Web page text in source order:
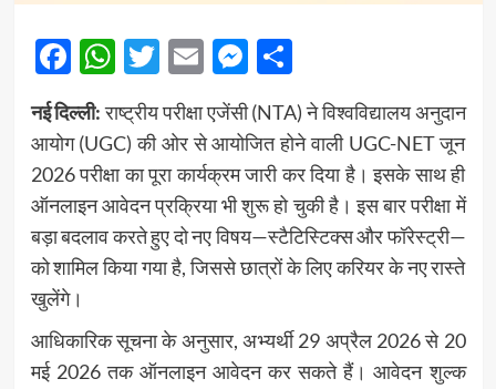
Facebook
WhatsApp
Twitter
EmailMessenger
Share
नई दिल्ली: राष्ट्रीय परीक्षा एजेंसी(NTA) नेविश्वविद्यालय अनुदान
आयोग(UGC) की ओर से आयोजित होने वाली UGC-NET जून
2026 परीक्षा का पूरा कार्यक्रम जारी कर दिया है। इसके साथ ही
ऑनलाइन आवेदन प्रक्रिया भी शुरू हो चुकी है। इस बार परीक्षा में
बड़ा बदलाव करते हुए दो नए विषय—स्टैटिस्टिक्स और फॉरेस्ट्री—
को शामिल किया गया है, जिससे छात्रों के लिए करियर के नए रास्ते
खुलेंगे।
आधिकारिक सूचना के अनुसार, अभ्यर्थी 29 अप्रैल 2026 से 20
मई 2026 तक ऑनलाइन आवेदन कर सकते हैं। आवेदन शुल्क